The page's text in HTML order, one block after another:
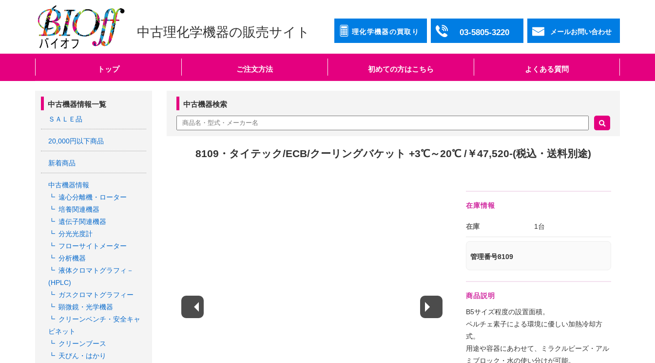
中古理化学機器の販売サイト 理化学機器の買取り 03-5805-3220 メールお問い合わせ
トップ ご注文方法 初めての方はこちら よくある質問
中古機器情報一覧
ＳＡＬＥ品
20,000円以下商品
新着商品
中古機器情報
遠心分離機・ローター
培養関連機器
遺伝子関連機器
分光光度計
フローサイトメーター
分析機器
液体クロマトグラフィ－
(HPLC)
ガスクロマトグラフィー
顕微鏡・光学機器
クリーンベンチ・安全キャ
ビネット
クリーンブース
天びん・はかり
中古機器検索
8109・タイテック/ECB/クーリングバケット +3℃～20℃ /￥47,520-(税込・送料別途)
在庫情報
在庫 1台
管理番号8109
商品説明
B5サイズ程度の設置面積。
ペルチェ素子による環境に優しい加熱冷却方
式。
用途や容器にあわせて、ミラクルビーズ・アル
ミブロック・水の使い分けが可能。